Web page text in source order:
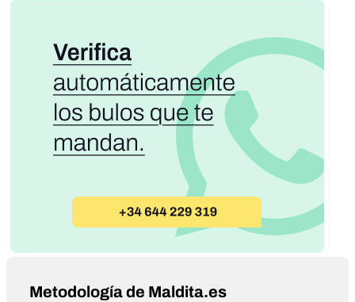
Metodología de Maldita.es